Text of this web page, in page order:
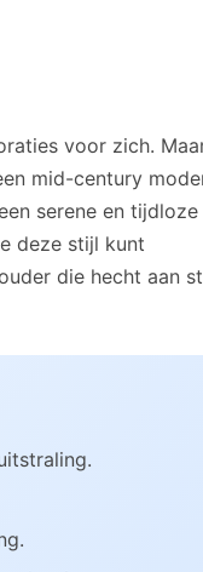
voor zich.
mid-century
serene en tijdloze
deze stijl kunt
die hecht aan